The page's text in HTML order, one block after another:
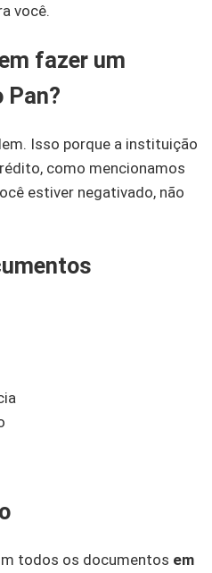
você.
fazer um
Pan?
Isso porque a instituição
como mencionamos
estiver negativado, não
todos os documentos em